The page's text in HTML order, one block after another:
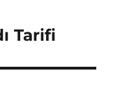
Tarifi